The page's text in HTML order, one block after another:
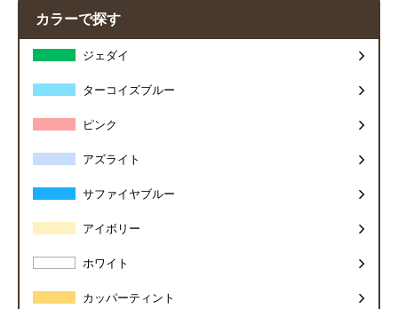
カラーで探す
ジェダイ
ターコイズブルー
ピンク
アズライト
サファイヤブルー
アイボリー
ホワイト
カッパーティント